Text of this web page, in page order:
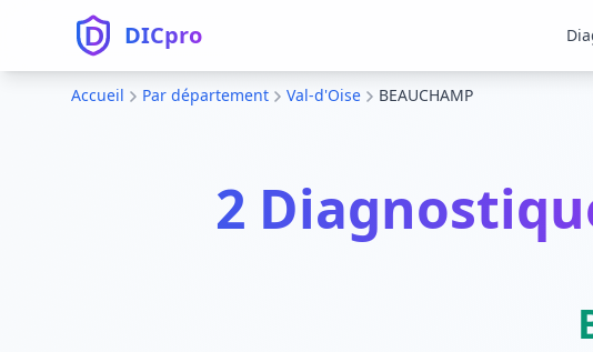
DICpro
Accueil Par département Val-d'Oise BEAUCHAMP
2